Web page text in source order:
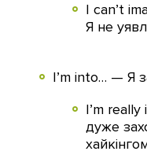
I can’t
Я не
I’m into… — Я
I’m
дуже